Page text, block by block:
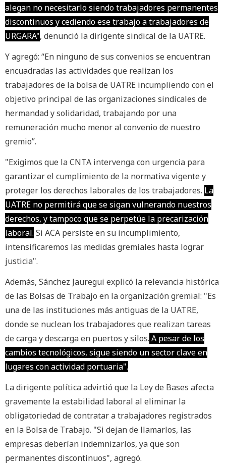
alegan no necesitarlo siendo trabajadores permanentes
discontinuos y cediendo ese trabajo a trabajadores de
URGARA", denunció la dirigente sindical de la UATRE.
Y agregó: “En ninguno de sus convenios se encuentran
encuadradas las actividades que realizan los
trabajadores de la bolsa de UATRE incumpliendo con el
objetivo principal de las organizaciones sindicales de
hermandad y solidaridad, trabajando por una
remuneración mucho menor al convenio de nuestro
gremio”.
"Exigimos que la CNTA intervenga con urgencia para
garantizar el cumplimiento de la normativa vigente y
proteger los derechos laborales de los trabajadores. La
UATRE no permitirá que se sigan vulnerando nuestros
derechos, y tampoco que se perpetúe la precarización
laboral. Si ACA persiste en su incumplimiento,
intensificaremos las medidas gremiales hasta lograr
justicia".
Además, Sánchez Jauregui explicó la relevancia histórica
de las Bolsas de Trabajo en la organización gremial: "Es
una de las instituciones más antiguas de la UATRE,
donde se nuclean los trabajadores que realizan tareas
de carga y descarga en puertos y silos. A pesar de los
cambios tecnológicos, sigue siendo un sector clave en
lugares con actividad portuaria".
La dirigente política advirtió que la Ley de Bases afecta
gravemente la estabilidad laboral al eliminar la
obligatoriedad de contratar a trabajadores registrados
en la Bolsa de Trabajo. "Si dejan de llamarlos, las
empresas deberían indemnizarlos, ya que son
permanentes discontinuos", agregó.